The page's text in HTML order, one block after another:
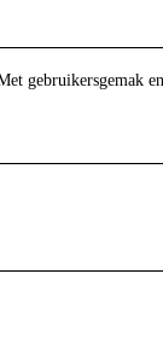
gebruikersgemak